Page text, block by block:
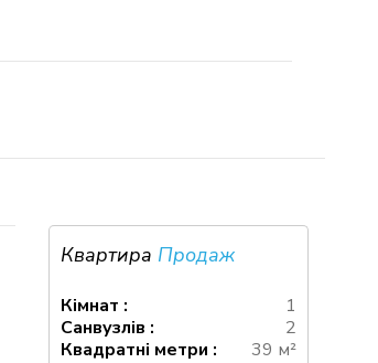
Квартира Продаж
Кімнат :
1
Санвузлів :
2
Квадратні метри :
39 м²